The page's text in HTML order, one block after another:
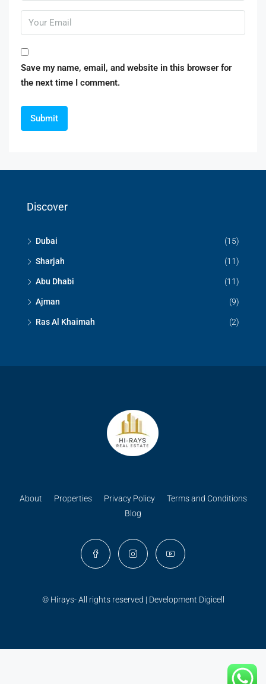
Save my name, email, and website in this browser for
the next time I comment.
Discover
Dubai (15)
Sharjah (11)
Abu Dhabi (11)
Ajman (9)
Ras Al Khaimah (2)
About Properties Privacy Policy
Terms and Conditions
Blog
© Hirays- All rights reserved | Development Digicell